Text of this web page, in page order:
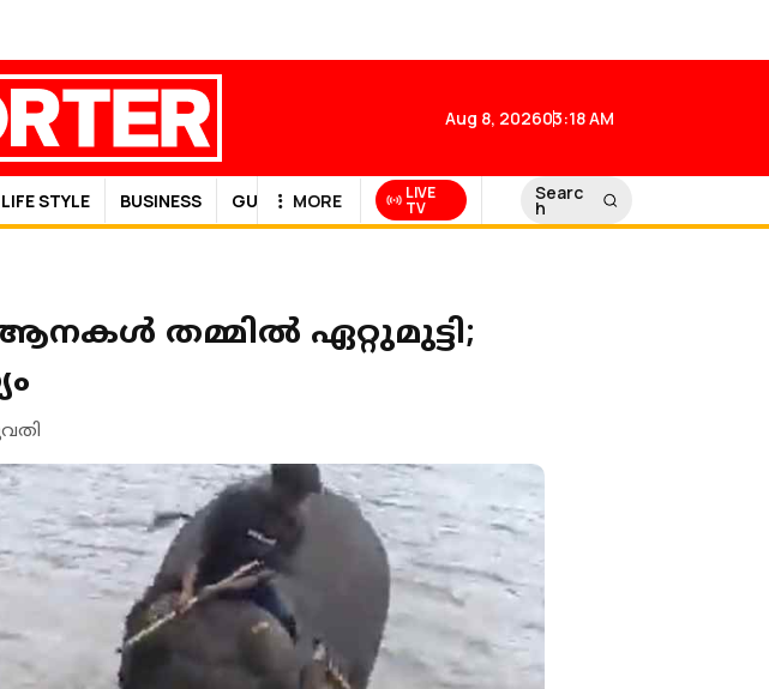
Aug 8, 202603:18 AM
LIFE STYLE BUSINESS GULF NEWS
MORE LIVE
TV
Searc
h
തമ്മില്‍ ഏറ്റുമുട്ടി;